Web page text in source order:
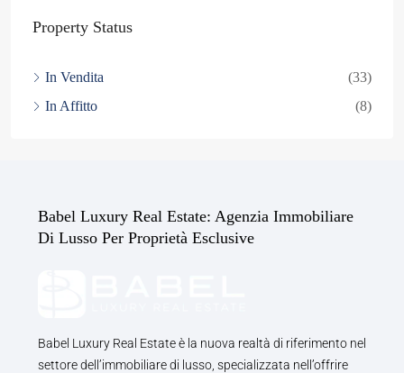
Property Status
In Vendita
(33)
In Affitto
(8)
Babel Luxury Real Estate: Agenzia Immobiliare
Di Lusso Per Proprietà Esclusive
Babel Luxury Real Estate è la nuova realtà di riferimento nel
settore dell’immobiliare di lusso, specializzata nell’offrire